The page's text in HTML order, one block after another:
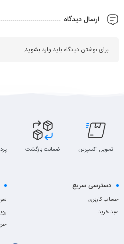
ارسال دیدگاه
برای نوشتن دیدگاه باید وارد بشوید.
تحویل اکسپرس ضمانت بازگشت
دسترسی سریع
حساب کاربری
سبد خرید